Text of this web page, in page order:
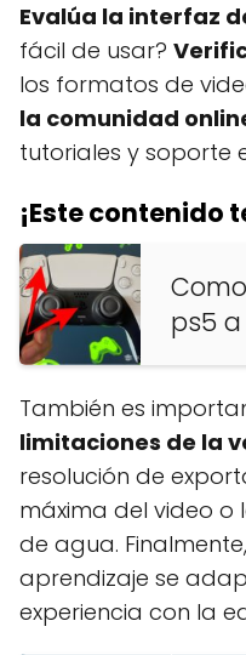
Evalúa la interfaz
fácil de usar?
los formatos de
la comunidad
tutoriales y soporte
¡Este contenido
ps5 a
También es
limitaciones de la
resolución de
máxima del video o
de agua.
aprendizaje se
experiencia con la